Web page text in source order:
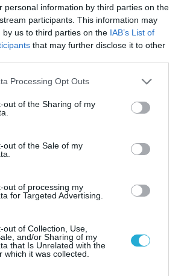
personal information by third parties on the
participants. This information may
by us to third parties on the IAB’s List of
that may further disclose it to other
website/app uses one or more Google
visit or usage behaviour. You may click to
to Google and its third-party tags to
below specified purposes in below Google
Processing Opt Outs
out of the Sharing of my
out of the Sale of my
out of processing my
for Targeted Advertising.
out of Collection, Use,
and/or Sharing of my
that Is Unrelated with the
which it was collected.
Η ανάρτηση του Αρκά για